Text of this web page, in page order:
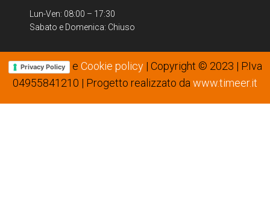
Lun-Ven: 08:00 – 17:30
Sabato e Domenica: Chiuso
Privacy Policy e Cookie policy| Copyright © 2023 | P.Iva
04955841210 | Progetto realizzato da www.timeer.it